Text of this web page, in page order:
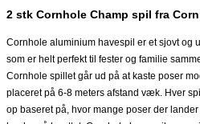
2 stk Cornhole Champ spil fra
Cornhole aluminium havespil er et sjovt og
som er helt perfekt til fester og familie
Cornhole spillet går ud på at kaste poser
placeret på 6-8 meters afstand væk. Hver
op baseret på, hvor mange poser der